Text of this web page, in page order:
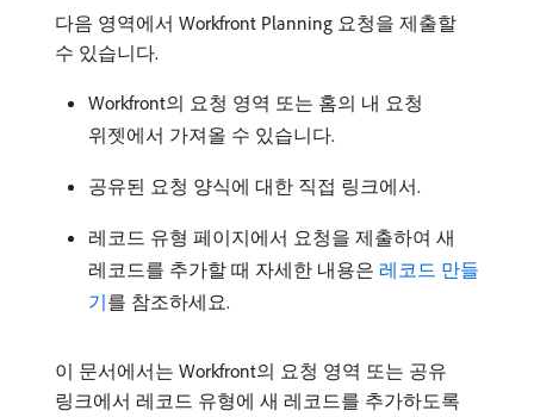
다음 영역에서 Workfront Planning 요청을 제출할
수 있습니다.
Workfront의 요청 영역 또는 홈의 내 요청
위젯에서 가져올 수 있습니다.
공유된 요청 양식에 대한 직접 링크에서.
레코드 유형 페이지에서 요청을 제출하여 새
레코드를 추가할 때 자세한 내용은 레코드 만들
기를 참조하세요.
이 문서에서는 Workfront의 요청 영역 또는 공유
링크에서 레코드 유형에 새 레코드를 추가하도록